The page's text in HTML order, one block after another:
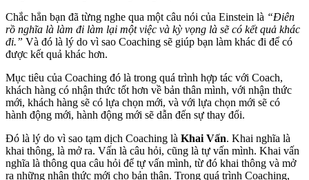
Chắc hẳn bạn đã từng nghe qua một câu nói của Einstein là “Điên
rồ nghĩa là làm đi làm lại một việc và kỳ vọng là sẽ có kết quả khác
đi.” Và đó là lý do vì sao Coaching sẽ giúp bạn làm khác đi để có
được kết quả khác hơn.
Mục tiêu của Coaching đó là trong quá trình hợp tác với Coach,
khách hàng có nhận thức tốt hơn về bản thân mình, với nhận thức
mới, khách hàng sẽ có lựa chọn mới, và với lựa chọn mới sẽ có
hành động mới, hành động mới sẽ dẫn đến sự thay đổi.
Đó là lý do vì sao tạm dịch Coaching là Khai Vấn. Khai nghĩa là
khai thông, là mở ra. Vấn là câu hỏi, cũng là tự vấn mình. Khai vấn
nghĩa là thông qua câu hỏi để tự vấn mình, từ đó khai thông và mở
ra những nhận thức mới cho bản thân. Trong quá trình Coaching,